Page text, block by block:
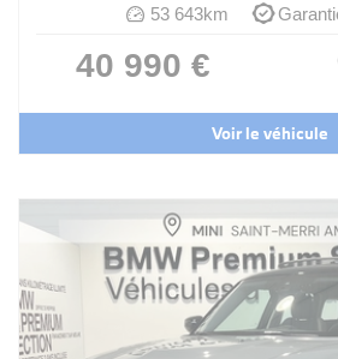
53 643km
40 990 €
Voir le véhicule